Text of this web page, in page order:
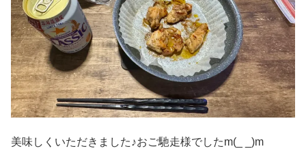
美味しくいただきました♪おご馳走様でしたm(_ _)m